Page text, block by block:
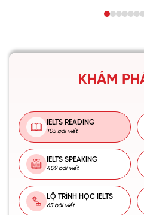
KHÁM
IELTS READING
105 bài viết
IELTS SPEAKING
409 bài viết
LỘ TRÌNH HỌC IELTS
65 bài viết